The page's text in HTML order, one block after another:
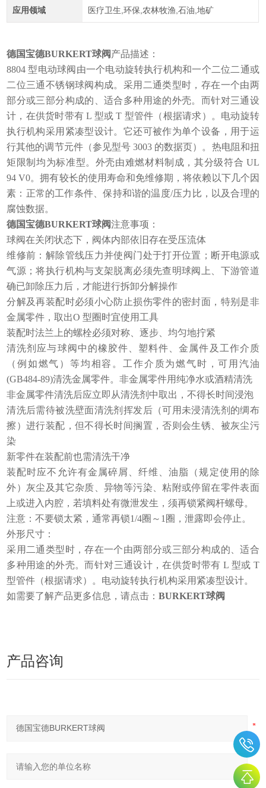
应用领域 医疗卫生,环保,农林牧渔,石油,地矿
德国宝德BURKERT球阀产品描述：
8804 型电动球阀由一个电动旋转执行机构和一个二位二通或
二位三通不锈钢球阀构成。采用二通类型时，存在一个由两
部分或三部分构成的、适合多种用途的外壳。而针对三通设
计，在供货时带有 L 型或 T 型管件（根据请求）。电动旋转
执行机构采用紧凑型设计。它还可被作为单个设备，用于运
行其他的调节元件（参见型号 3003 的数据页）。热电阻和扭
矩限制均为标准型。外壳由难燃材料制成，其分级符合 UL
94 V0。拥有较长的使用寿命和免维修期，将依赖以下几个因
素：正常的工作条件、保持和谐的温度/压力比，以及合理的
腐蚀数据。
德国宝德BURKERT球阀注意事项：
球阀在关闭状态下，阀体内部依旧存在受压流体
维修前：解除管线压力并使阀门处于打开位置；断开电源或
气源；将执行机构与支架脱离必须先查明球阀上、下游管道
确已卸除压力后，才能进行拆卸分解操作
分解及再装配时必须小心防止损伤零件的密封面，特别是非
金属零件，取出O 型圈时宜使用工具
装配时法兰上的螺栓必须对称、逐步、均匀地拧紧
清洗剂应与球阀中的橡胶件、塑料件、金属件及工作介质
（例如燃气）等均相容。工作介质为燃气时，可用汽油
(GB484-89)清洗金属零件。非金属零件用纯净水或酒精清洗
非金属零件清洗后应立即从清洗剂中取出，不得长时间浸泡
清洗后需待被洗壁面清洗剂挥发后（可用未浸清洗剂的绸布
擦）进行装配，但不得长时间搁置，否则会生锈、被灰尘污
染
新零件在装配前也需清洗干净
装配时应不允许有金属碎屑、纤维、油脂（规定使用的除
外）灰尘及其它杂质、异物等污染、粘附或停留在零件表面
上或进入内腔，若填料处有微泄发生，须再锁紧阀杆螺母。
注意：不要锁太紧，通常再锁1/4圈～1圈，泄露即会停止。
外形尺寸：
采用二通类型时，存在一个由两部分或三部分构成的、适合
多种用途的外壳。而针对三通设计，在供货时带有 L 型或 T
型管件（根据请求）。电动旋转执行机构采用紧凑型设计。
如需要了解产品更多信息，请点击：BURKERT球阀
产品咨询